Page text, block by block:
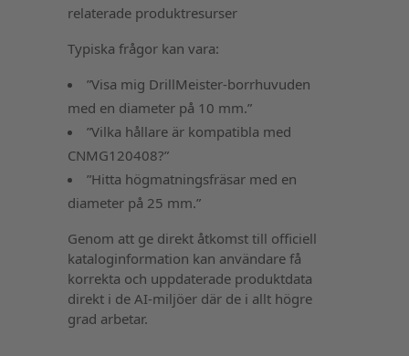
relaterade produktresurser
Typiska frågor kan vara:
”Visa mig DrillMeister-borrhuvuden
med en diameter på 10 mm.”
”Vilka hållare är kompatibla med
CNMG120408?”
”Hitta högmatningsfräsar med en
diameter på 25 mm.”
Genom att ge direkt åtkomst till officiell
kataloginformation kan användare få
korrekta och uppdaterade produktdata
direkt i de AI-miljöer där de i allt högre
grad arbetar.